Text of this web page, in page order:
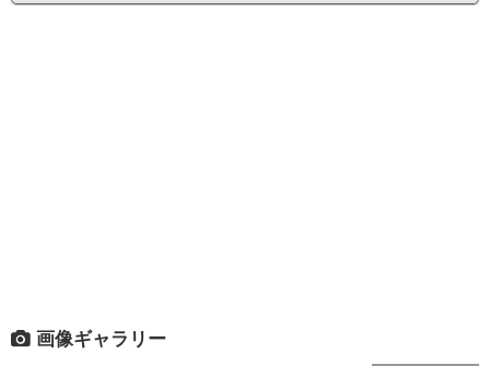
画像ギャラリー